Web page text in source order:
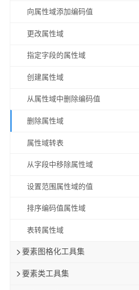
向属性域添加编码值
更改属性域
指定字段的属性域
创建属性域
从属性域中删除编码值
删除属性域
属性域转表
从字段中移除属性域
设置范围属性域的值
排序编码值属性域
表转属性域
要素图格化工具集
要素类工具集